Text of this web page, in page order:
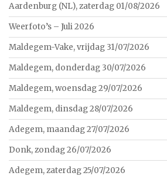
Aardenburg (NL), zaterdag 01/08/2026
Weerfoto’s – Juli 2026
Maldegem-Vake, vrijdag 31/07/2026
Maldegem, donderdag 30/07/2026
Maldegem, woensdag 29/07/2026
Maldegem, dinsdag 28/07/2026
Adegem, maandag 27/07/2026
Donk, zondag 26/07/2026
Adegem, zaterdag 25/07/2026